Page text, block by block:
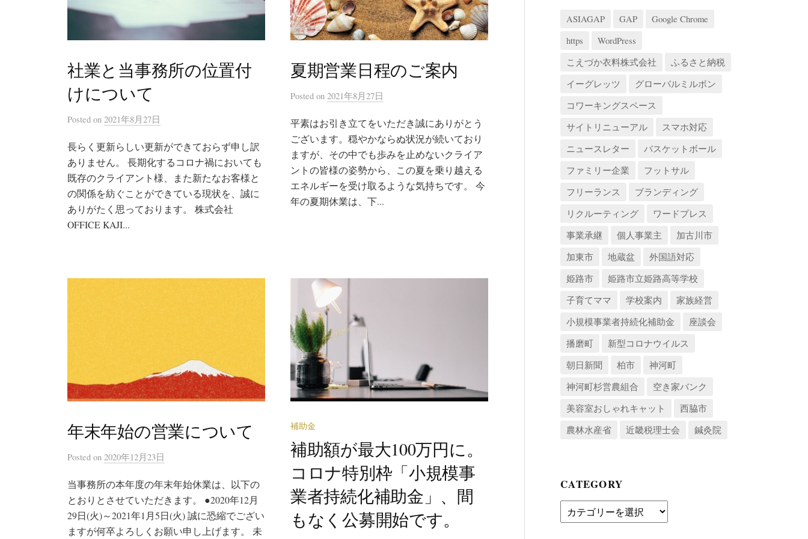
社業と当事務所の位置付
けについて
Posted on 2021年8月27日
長らく更新らしい更新ができておらず申し訳
ありません。 長期化するコロナ禍においても
既存のクライアント様、また新たなお客様と
の関係を紡ぐことができている現状を、誠に
ありがたく思っております。 株式会社
OFFICE KAJI...
夏期営業日程のご案内
Posted on 2021年8月27日
平素はお引き立てをいただき誠にありがとう
ございます。穏やかならぬ状況が続いており
ますが、その中でも歩みを止めないクライア
ントの皆様の姿勢から、この夏を乗り越える
エネルギーを受け取るような気持ちです。 今
年の夏期休業は、下...
年末年始の営業について
Posted on 2020年12月23日
当事務所の本年度の年末年始休業は、以下の
とおりとさせていただきます。 ●2020年12月
29日(火)～2021年1月5日(火) 誠に恐縮でござい
ますが何卒よろしくお願い申し上げます。 未
補助金
補助額が最大100万円に。
コロナ特別枠「小規模事
業者持続化補助金」、間
もなく公募開始です。
ASIAGAP GAP
Google Chrome
https
WordPress
こえづか衣料株式会社
ふるさと納税
イーグレッツ
グローバルミルボン
コワーキングスペース
サイトリニューアル
スマホ対応
ニュースレター
バスケットボール
ファミリー企業
フットサル
フリーランス
ブランディング
リクルーティング
ワードプレス
事業承継
個人事業主
加古川市
加東市
地蔵盆
外国語対応
姫路市
姫路市立姫路高等学校
子育てママ
学校案内
家族経営
小規模事業者持続化補助金
座談会
播磨町
新型コロナウイルス
朝日新聞
柏市
神河町
神河町杉営農組合
空き家バンク
美容室おしゃれキャット
西脇市
農林水産省
近畿税理士会 鍼灸院
CATEGORY
Category